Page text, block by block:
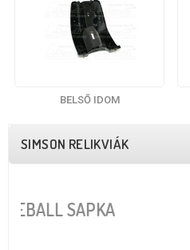
BELSŐ IDOM
SIMSON RELIKVIÁK
SIMSON